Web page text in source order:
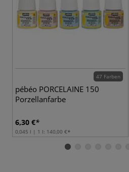
47 Farben
pébéo PORCELAINE 150
Porzellanfarbe
6,30 €
0,045 l | 1 l: 140,00 €